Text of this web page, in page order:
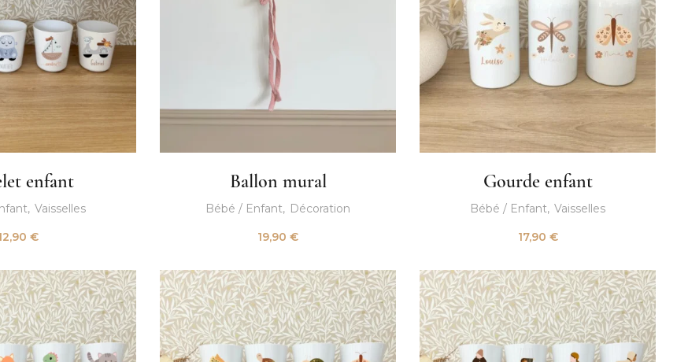
enfant
Vaisselles
€
Ballon mural
Bébé / Enfant
Décoration
19,90 €
Gourde enfant
Bébé / Enfant Vaisselles
17,90 €